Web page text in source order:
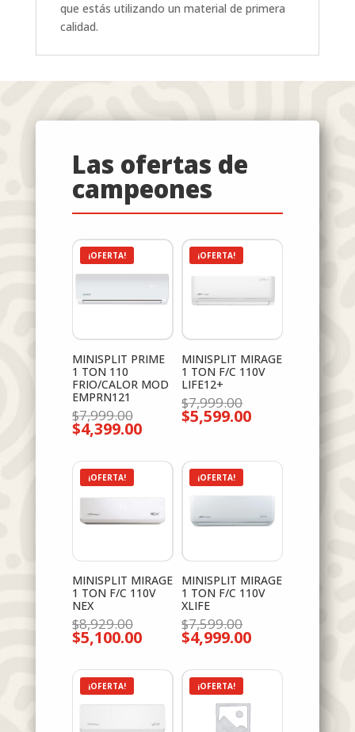
que estás utilizando un material de primera
calidad.
Las ofertas de
campeones
¡OFERTA!
MINISPLIT PRIME
1 TON 110
FRIO/CALOR MOD
EMPRN121
$7,999.00El
precio
original
$7,999.00.
$4,399.00El
es:
$4,399.00.
¡OFERTA!
MINISPLIT MIRAGE
1 TON F/C 110V
LIFE12+
$7,999.00El
precio
original
$5,599.00El
$5,599.00.
¡OFERTA!
MINISPLIT MIRAGE
1 TON F/C 110V
NEX
$8,929.00El
precio
original
$8,929.00.
$5,100.00El
es:
$5,100.00.
¡OFERTA!
MINISPLIT MIRAGE
1 TON F/C 110V
XLIFE
$7,599.00El
precio
original
$7,599.00.
$4,999.00El
es:
¡OFERTA! ¡OFERTA!